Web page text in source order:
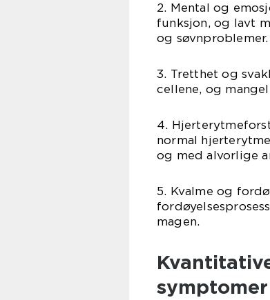
2. Mental og
funksjon, og lavt
og søvnproblemer.
3. Tretthet og
cellene, og
4.
normal
og med alvorlige
5. Kvalme og
magen.
symptomer